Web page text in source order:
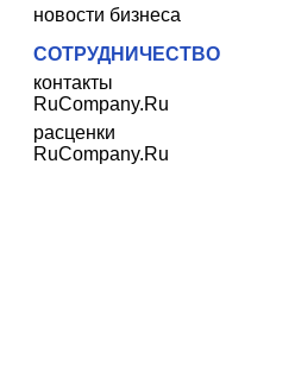
новости бизнеса
СОТРУДНИЧЕСТВО
контакты
RuCompany.Ru
расценки
RuCompany.Ru